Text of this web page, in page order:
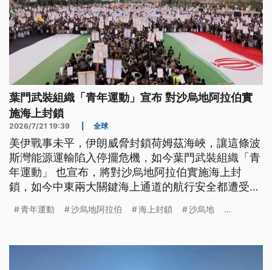
葉門武裝組織「青年運動」宣布 對沙烏地阿拉伯實
施海上封鎖
2026/7/21 19:39 全球
美伊戰事未平，伊朗威脅封鎖荷姆茲海峽，讓這條波
斯灣能源運輸陷入停擺危機，如今葉門武裝組織「青
年運動」 也宣布，將對沙烏地阿拉伯實施海上封
鎖，如今中東兩大關鍵海上通道的航行安全都遭受威
和貨運成本，勢必會再出現劇烈震盪。
青年運動 沙烏地阿拉伯 海上封鎖 沙烏地 ...